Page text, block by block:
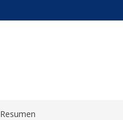
Resumen